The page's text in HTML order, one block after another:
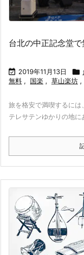
台北の中正記念堂
 2019年11月13日 
無料 , 国楽 , 草山楽坊 ,
旅を格安で満喫するに
テレサテンゆかりの地